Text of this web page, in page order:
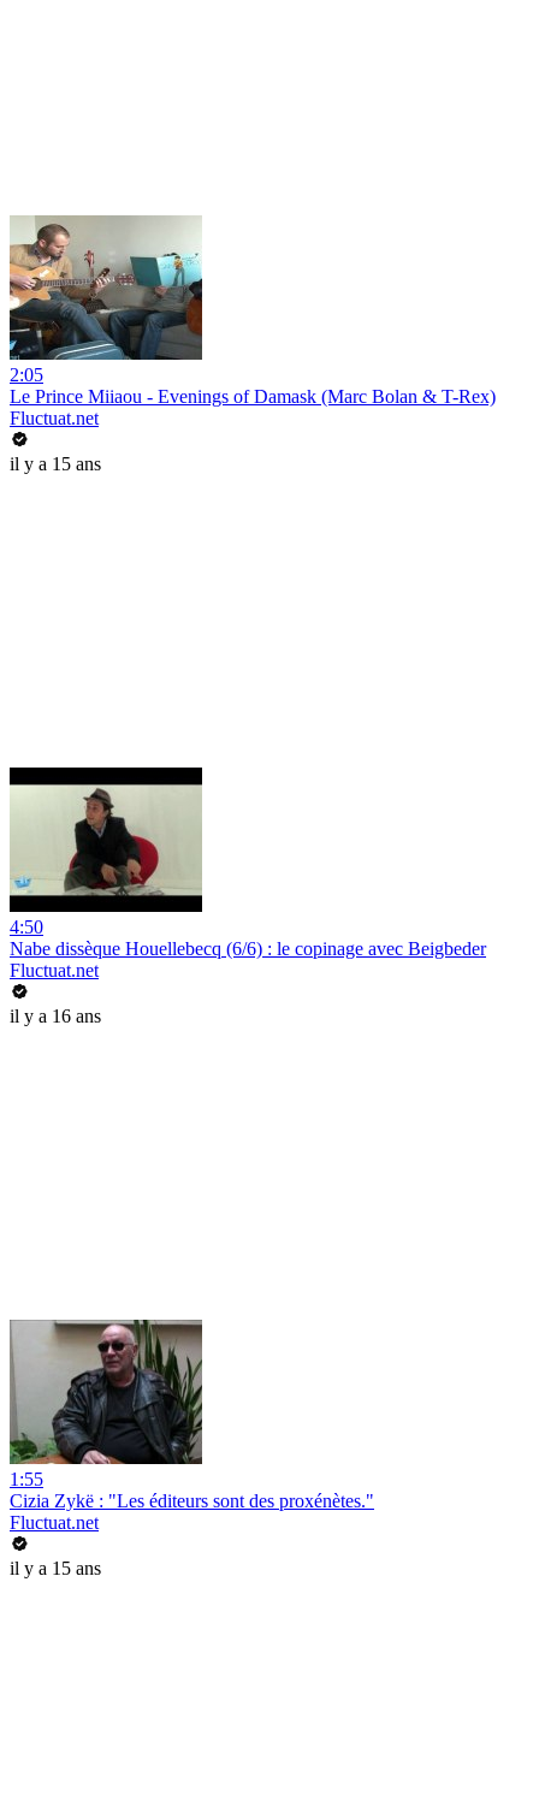
2:05
Le Prince Miiaou - Evenings of Damask (Marc Bolan & T-Rex)
Fluctuat.net
il y a 15 ans
4:50
Nabe dissèque Houellebecq (6/6) : le copinage avec Beigbeder
Fluctuat.net
il y a 16 ans
1:55
Cizia Zykë : "Les éditeurs sont des proxénètes."
Fluctuat.net
il y a 15 ans